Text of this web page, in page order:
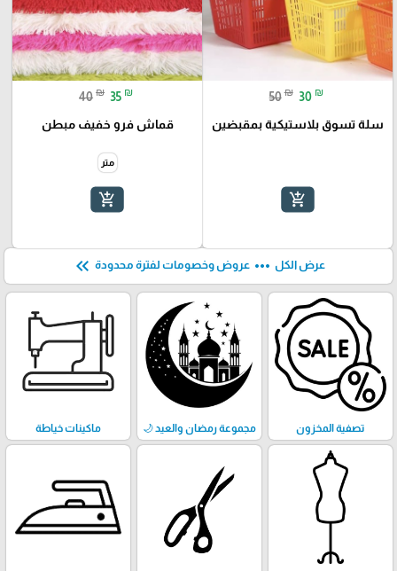
50 ₪ 30 ₪
سلة تسوق بلاستيكية بمقبضين
add_shopping_cart
40 ₪ 35 ₪
قماش فرو خفيف مبطن
متر
add_shopping_cart
عرض الكل more_horiz عروض وخصومات لفترة محدودة keyboard_double_arrow_left
تصفية المخزون مجموعة رمضان والعيد 🌙 ماكينات خياطة